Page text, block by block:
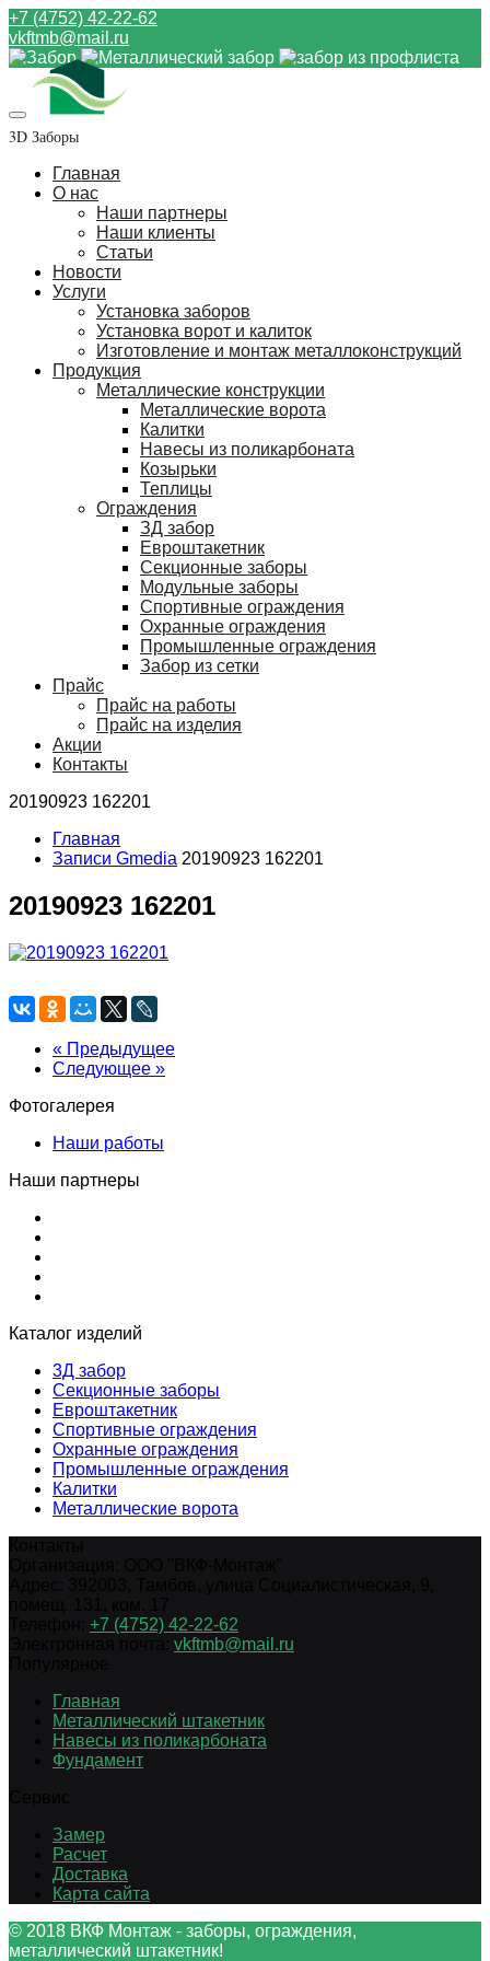
+7 (4752) 42-22-62
vkftmb@mail.ru
3D Заборы
Главная
О нас
Наши партнеры
Наши клиенты
Статьи
Новости
Услуги
Установка заборов
Установка ворот и калиток
Изготовление и монтаж металлоконструкций
Продукция
Металлические конструкции
Металлические ворота
Калитки
Навесы из поликарбоната
Козырьки
Теплицы
Ограждения
ЗД забор
Евроштакетник
Секционные заборы
Модульные заборы
Спортивные ограждения
Охранные ограждения
Промышленные ограждения
Забор из сетки
Прайс
Прайс на работы
Прайс на изделия
Акции
Контакты
20190923 162201
Главная
Записи Gmedia 20190923 162201
20190923 162201
« Предыдущее
Следующее »
Фотогалерея
Наши работы
Наши партнеры
Каталог изделий
3Д забор
Секционные заборы
Евроштакетник
Спортивные ограждения
Охранные ограждения
Промышленные ограждения
Калитки
Металлические ворота
+7 (4752) 42-22-62
vkftmb@mail.ru
Главная
Металлический штакетник
Навесы из поликарбоната
Фундамент
Замер
Расчет
Доставка
Карта сайта
© 2018 ВКФ Монтаж - заборы, ограждения,
металлический штакетник!